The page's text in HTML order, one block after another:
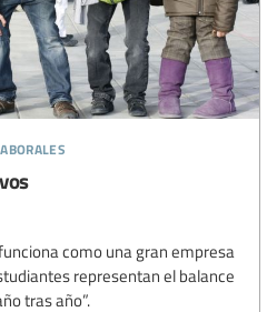
como una gran empresa
representan el balance
tras año”.